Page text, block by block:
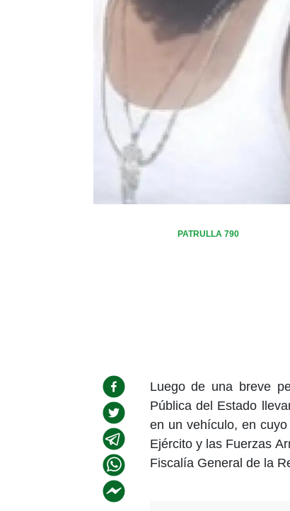
PATRULLA 790
Luego de una breve
Pública del Estado
en un vehículo, en
Ejército y las Fuerzas
Fiscalía General de la